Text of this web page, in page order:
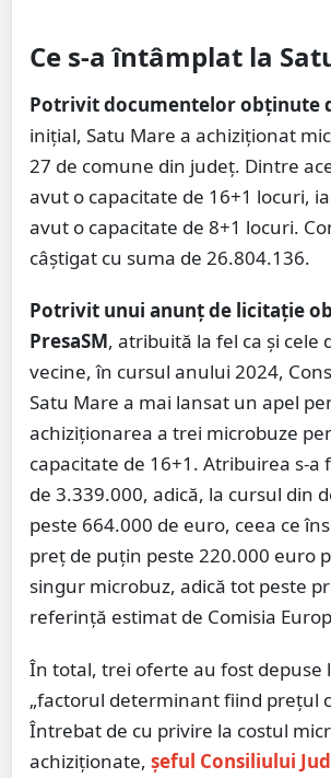
Ce s-a întâmplat la
Potrivit documentelor obținute
inițial, Satu Mare a achiziționat
27 de comune din județ. Dintre
avut o capacitate de 16+1 locuri,
avut o capacitate de 8+1 locuri.
câștigat cu suma de 26.804.136.
Potrivit unui anunț de licitație
PresaSM, atribuită la fel ca și cele
vecine, în cursul anului 2024,
Satu Mare a mai lansat un apel
achiziționarea a trei microbuze
capacitate de 16+1. Atribuirea s-a
de 3.339.000, adică, la cursul din
peste 664.000 de euro, ceea ce
preț de puțin peste 220.000 euro
singur microbuz, adică tot peste
referință estimat de Comisia
În total, trei oferte au fost depuse
„factorul determinant fiind prețul
Întrebat de cu privire la costul
achiziționate, șeful Consiliului